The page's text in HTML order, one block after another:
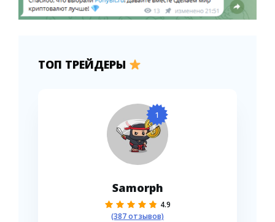
ТОП ТРЕЙДЕРЫ
1
Samorph
4.9
(387 отзывов)